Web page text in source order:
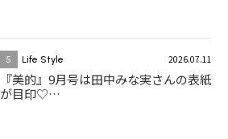
5 Life Style 2026.07.11
『美的』9月号は田中みな実さんの表紙
が目印♡…